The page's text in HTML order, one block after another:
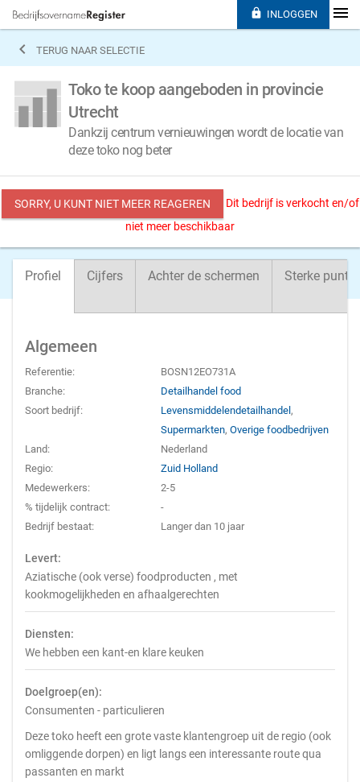
 TERUG NAAR SELECTIE
Toko te koop aangeboden in provincie
Utrecht
Dankzij centrum vernieuwingen wordt de locatie van
deze toko nog beter
SORRY, U KUNT NIET MEER REAGEREN
Dit bedrijf is verkocht en/of
niet meer beschikbaar
Profiel Cijfers Achter de schermen Sterke
Algemeen
Referentie:
BOSN12EO731A
Branche:
Detailhandel food
Soort bedrijf:
Levensmiddelendetailhandel,
Supermarkten,Overige foodbedrijven
Land:
Nederland
Regio:
Zuid Holland
Medewerkers:
2-5
% tijdelijk contract:
-
Bedrijf bestaat:
Langer dan 10 jaar
Levert:
Aziatische (ook verse) foodproducten , met
kookmogelijkheden en afhaalgerechten
Diensten:
We hebben een kant-en klare keuken
Doelgroep(en):
Consumenten - particulieren
Deze toko heeft een grote vaste klantengroep uit de regio (ook
omliggende dorpen) en ligt langs een interessante route qua
passanten en markt
 INLOGGEN